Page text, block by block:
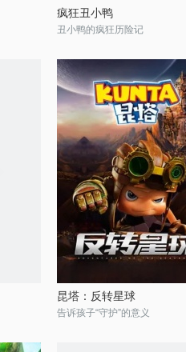
疯狂丑小鸭
丑小鸭的疯狂历险记
昆塔：反转星球
告诉孩子“守护”的意义